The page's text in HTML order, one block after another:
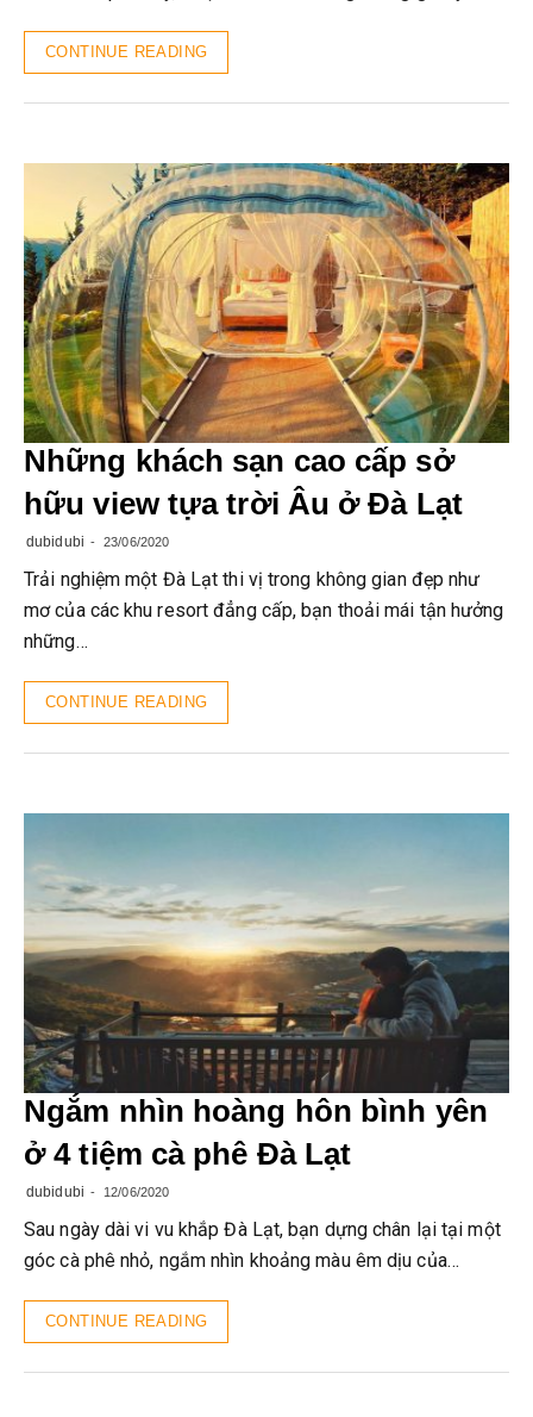
CONTINUE READING
Những khách sạn cao cấp sở
hữu view tựa trời Âu ở Đà Lạt
dubidubi 23/06/2020
Trải nghiệm một Đà Lạt thi vị trong không gian đẹp như
mơ của các khu resort đẳng cấp, bạn thoải mái tận hưởng
những…
CONTINUE READING
Ngắm nhìn hoàng hôn bình yên
ở 4 tiệm cà phê Đà Lạt
dubidubi 12/06/2020
Sau ngày dài vi vu khắp Đà Lạt, bạn dựng chân lại tại một
góc cà phê nhỏ, ngắm nhìn khoảng màu êm dịu của…
CONTINUE READING